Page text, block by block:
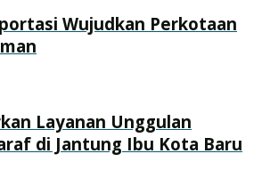
Wujudkan Perkotaan
Layanan Unggulan
di Jantung Ibu Kota Baru